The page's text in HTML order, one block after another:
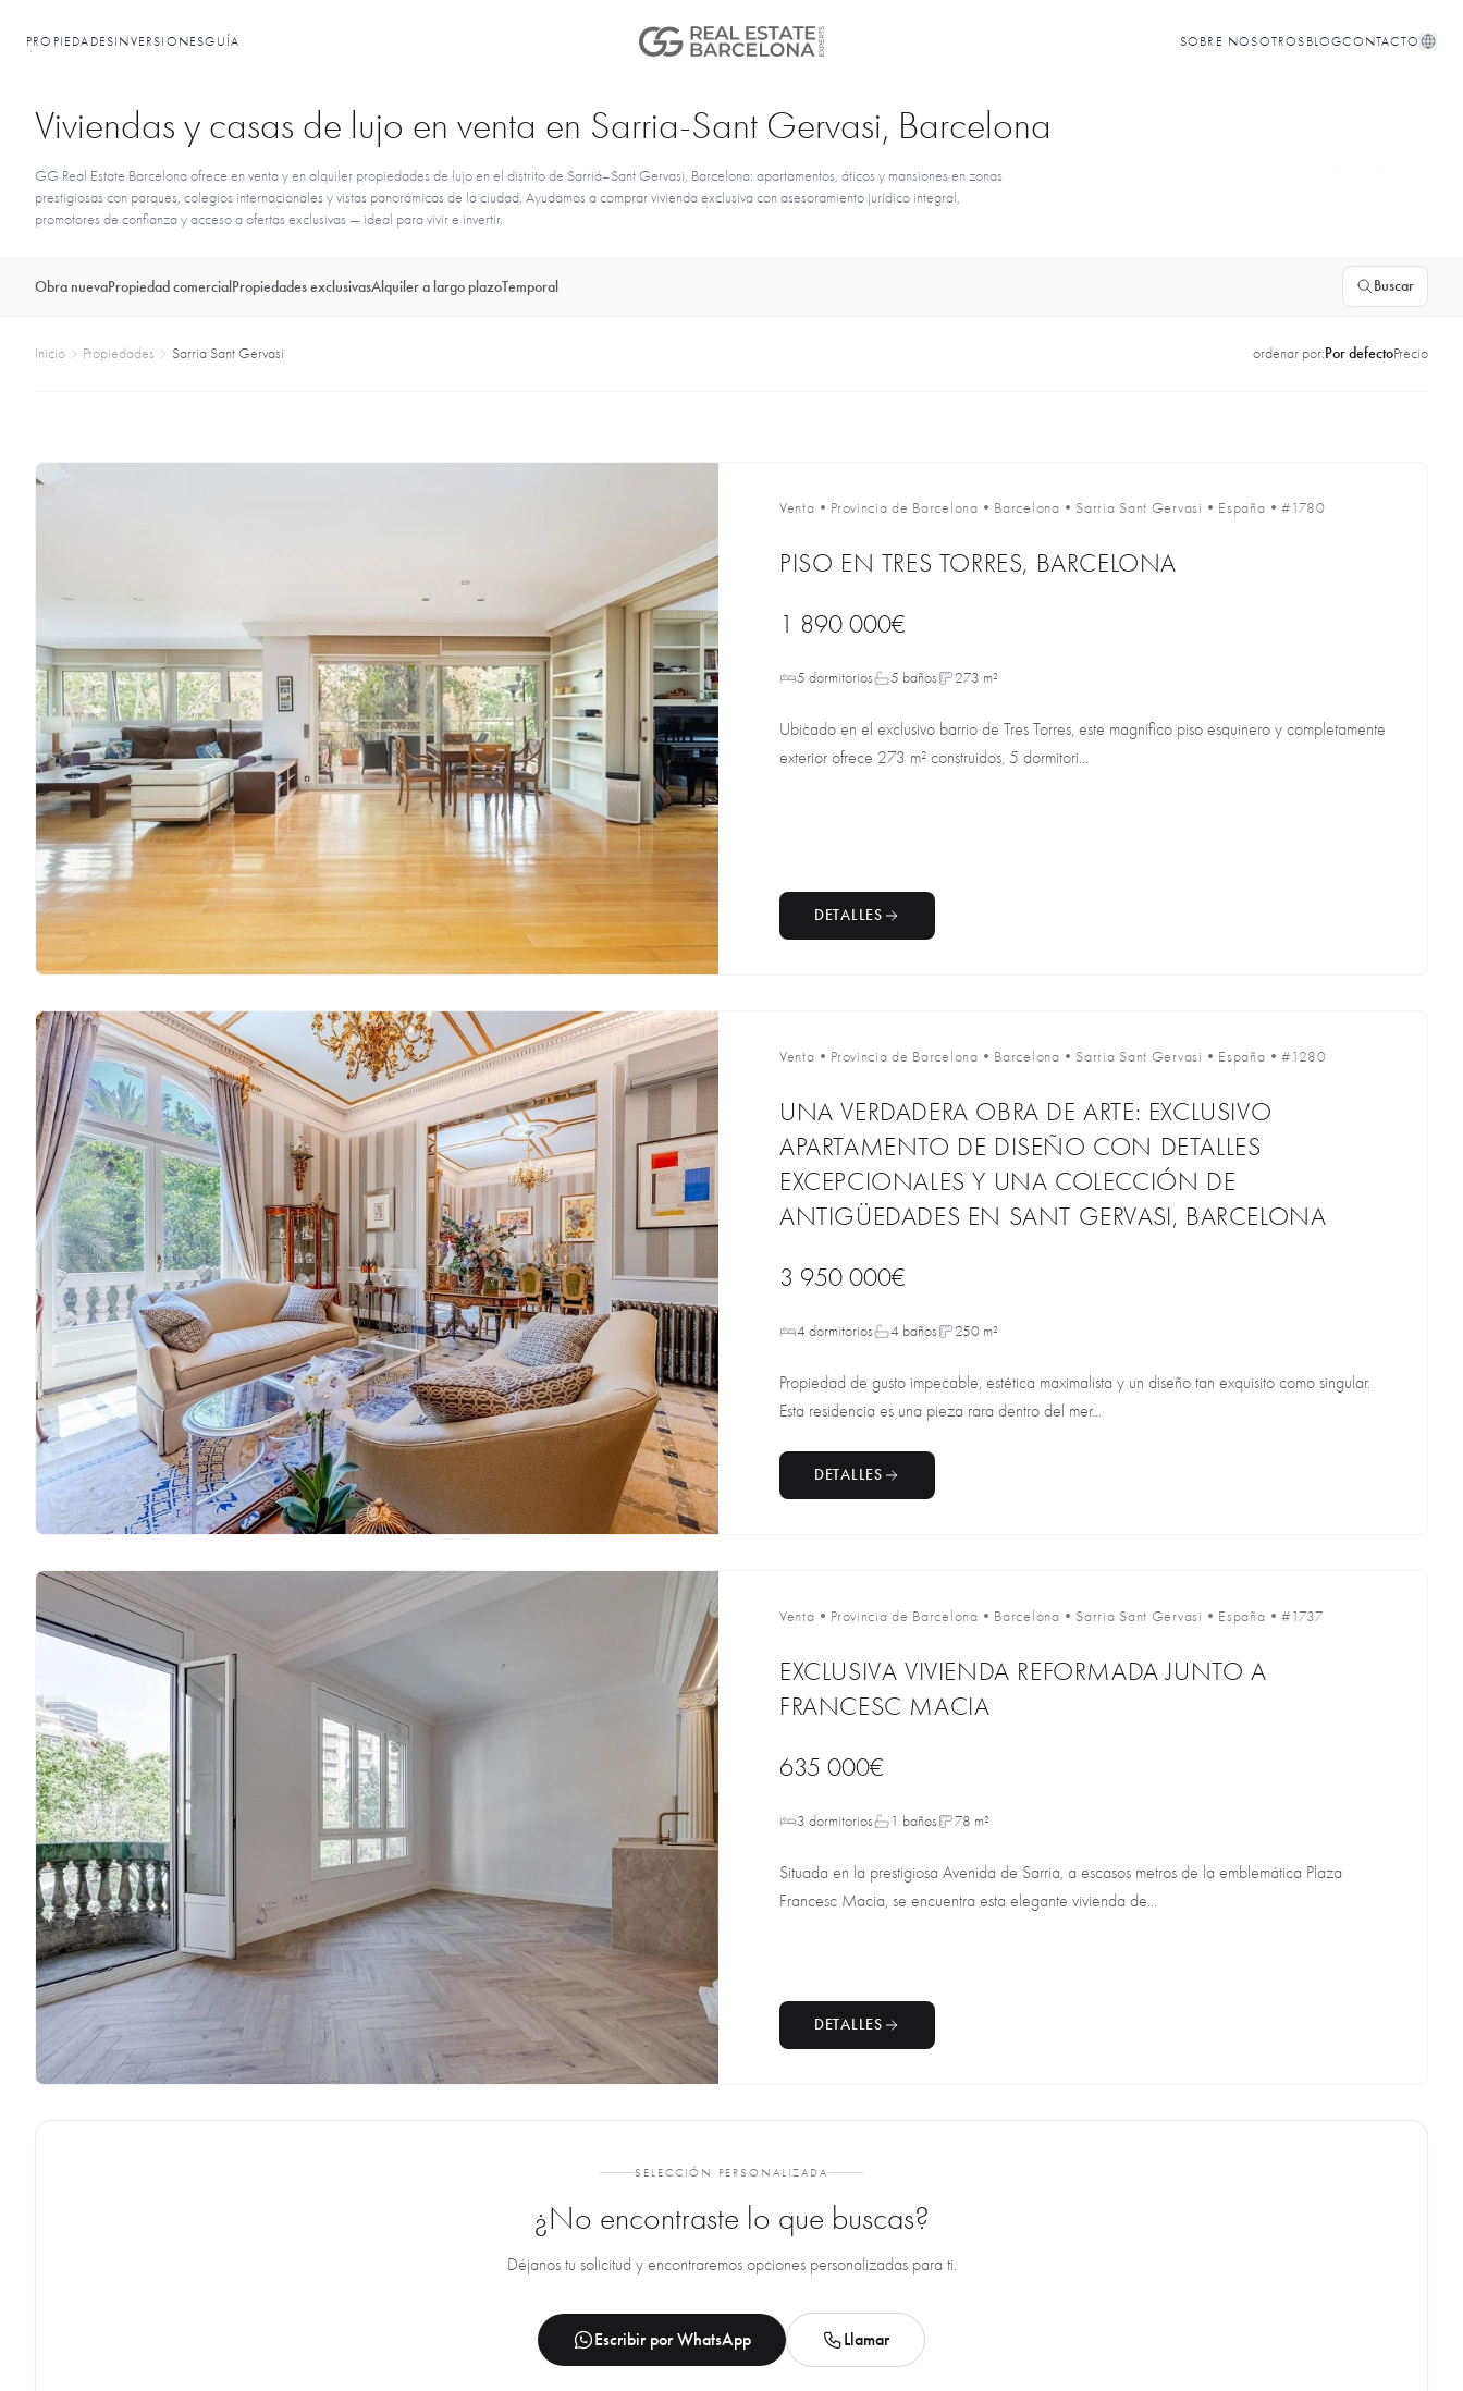
PROPIEDADESINVERSIONESGUÍA SOBRE NOSOTROS BLOGCONTACTO
Viviendas y casas de lujo en venta en Sarria-Sant Gervasi, Barcelona
GG Real Estate Barcelona ofrece en venta y en alquiler propiedades de lujo en el distrito de Sarriá–Sant Gervasi, Barcelona: apartamentos, áticos y mansiones en zonas
prestigiosas con parques, colegios internacionales y vistas panorámicas de la ciudad. Ayudamos a comprar vivienda exclusiva con asesoramiento jurídico integral,
promotores de confianza y acceso a ofertas exclusivas — ideal para vivir e invertir.
Obra nuevaPropiedad comercial Propiedades exclusivasAlquiler a largo plazoTemporal Buscar
Inicio Propiedades Sarria Sant Gervasi ordenar por:Por defectoPrecio
Venta • Provincia de Barcelona • Barcelona • Sarria Sant Gervasi • España •#1780
PISO EN TRES TORRES, BARCELONA
1 890 000€
5 dormitorios 5 baños 273 m²
Ubicado en el exclusivo barrio de Tres Torres, este magnífico piso esquinero y completamente
exterior ofrece 273 m² construidos, 5 dormitori...
DETALLES
Venta • Provincia de Barcelona • Barcelona • Sarria Sant Gervasi • España •#1280
UNA VERDADERA OBRA DE ARTE: EXCLUSIVO
APARTAMENTO DE DISEÑO CON DETALLES
EXCEPCIONALES Y UNA COLECCIÓN DE
ANTIGÜEDADES EN SANT GERVASI, BARCELONA
3 950 000€
4 dormitorios 4 baños 250 m²
Propiedad de gusto impecable, estética maximalista y un diseño tan exquisito como singular.
Esta residencia es una pieza rara dentro del mer...
DETALLES
Venta • Provincia de Barcelona • Barcelona • Sarria Sant Gervasi • España •#1737
EXCLUSIVA VIVIENDA REFORMADA JUNTO A
FRANCESC MACIA
635 000€
3 dormitorios 1 baños 78 m²
Situada en la prestigiosa Avenida de Sarria, a escasos metros de la emblemática Plaza
Francesc Macia, se encuentra esta elegante vivienda de...
DETALLES
SELECCIÓN PERSONALIZADA
¿No encontraste lo que buscas?
Déjanos tu solicitud y encontraremos opciones personalizadas para ti.
Escribir por WhatsApp Llamar